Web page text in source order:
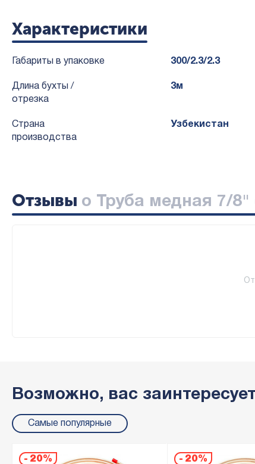
Характеристики
Габариты в упаковке 300/2.3/2.3
Длина бухты /
отрезка
3м
Страна
производства
Узбекистан
Отзывы о Труба медная 7/8"
Возможно, вас заинтересует
Самые популярные
- 20% - 20%